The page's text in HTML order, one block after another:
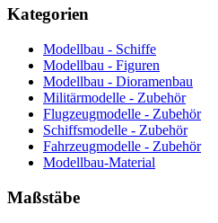
Kategorien
Modellbau - Schiffe
Modellbau - Figuren
Modellbau - Dioramenbau
Militärmodelle - Zubehör
Flugzeugmodelle - Zubehör
Schiffsmodelle - Zubehör
Fahrzeugmodelle - Zubehör
Modellbau-Material
Maßstäbe